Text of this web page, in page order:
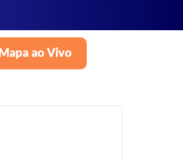
Mapa ao Vivo